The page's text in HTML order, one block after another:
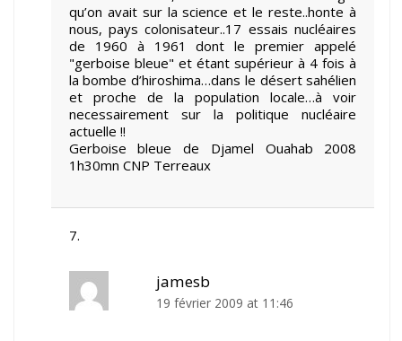
qu’on avait sur la science et le reste..honte à
nous, pays colonisateur..17 essais nucléaires
de 1960 à 1961 dont le premier appelé
"gerboise bleue" et étant supérieur à 4 fois à
la bombe d’hiroshima…dans le désert sahélien
et proche de la population locale…à voir
necessairement sur la politique nucléaire
actuelle !!
Gerboise bleue de Djamel Ouahab 2008
1h30mn CNP Terreaux
jamesb
19 février 2009 at 11:46